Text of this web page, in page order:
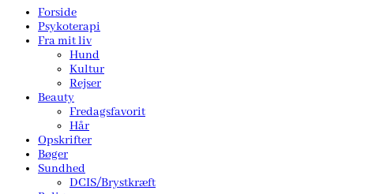
Forside
Psykoterapi
Fra mit liv
Hund
Kultur
Rejser
Beauty
Fredagsfavorit
Hår
Opskrifter
Bøger
Sundhed
DCIS/Brystkræft